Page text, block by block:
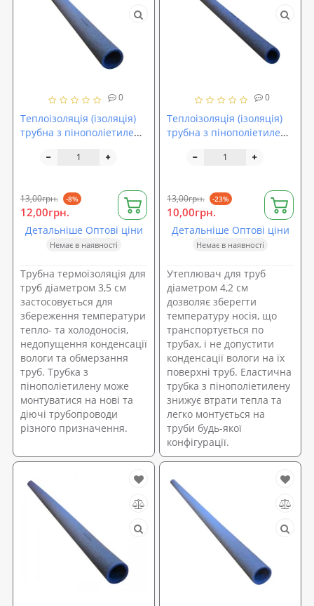
0
Теплоізоляція (ізоляція)
трубна з пінополіетилену
13,00грн. -8%
12,00грн.
Детальніше Оптові ціни
Немає в наявності
Трубна термоізоляція для
труб діаметром 3,5 см
застосовується для
збереження температури
тепло- та холодоносія,
недопущення конденсації
вологи та обмерзання
труб. Трубка з
пінополіетилену може
монтуватися на нові та
діючі трубопроводи
різного призначення.
0
Теплоізоляція (ізоляція)
трубна з пінополіетилену
13,00грн. -23%
10,00грн.
Детальніше Оптові ціни
Немає в наявності
Утеплювач для труб
діаметром 4,2 см
дозволяє зберегти
температуру носія, що
транспортується по
трубах, і не допустити
конденсації вологи на їх
поверхні труб. Еластична
трубка з пінополіетилену
знижує втрати тепла та
легко монтується на
труби будь-якої
конфігурації.